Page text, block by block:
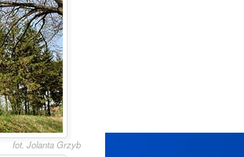
fot. Jolanta Grzyb